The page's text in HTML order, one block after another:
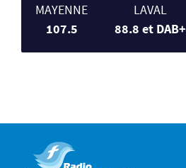
MAYENNE
107.5
LAVAL
88.8 et DAB+